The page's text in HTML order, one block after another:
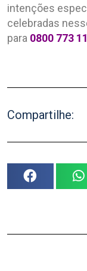
intenções
celebradas
para 0800 773
Compartilhe: